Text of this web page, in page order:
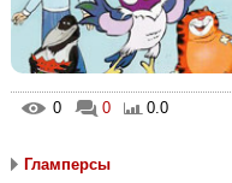
0 0 0.0
Гламперсы